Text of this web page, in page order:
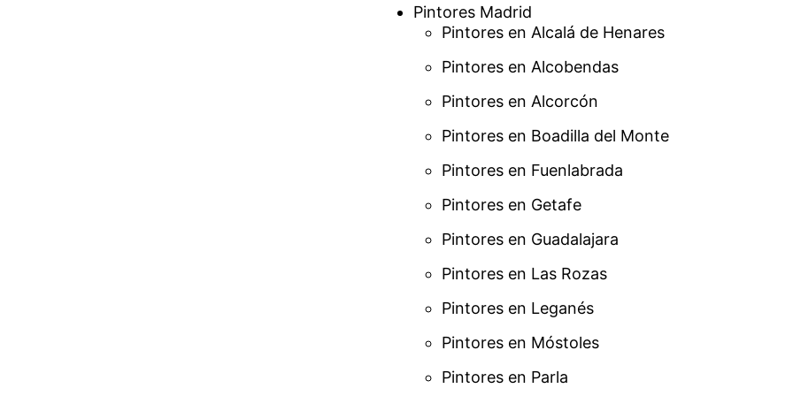
Pintores Madrid
Pintores en Alcalá de Henares
Pintores en Alcobendas
Pintores en Alcorcón
Pintores en Boadilla del Monte
Pintores en Fuenlabrada
Pintores en Getafe
Pintores en Guadalajara
Pintores en Las Rozas
Pintores en Leganés
Pintores en Móstoles
Pintores en Parla